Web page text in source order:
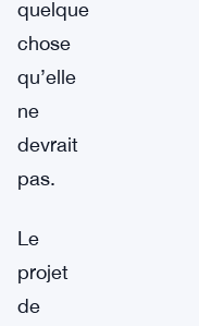
quelque
chose
qu’elle
ne
devrait
pas.
Le
projet
de